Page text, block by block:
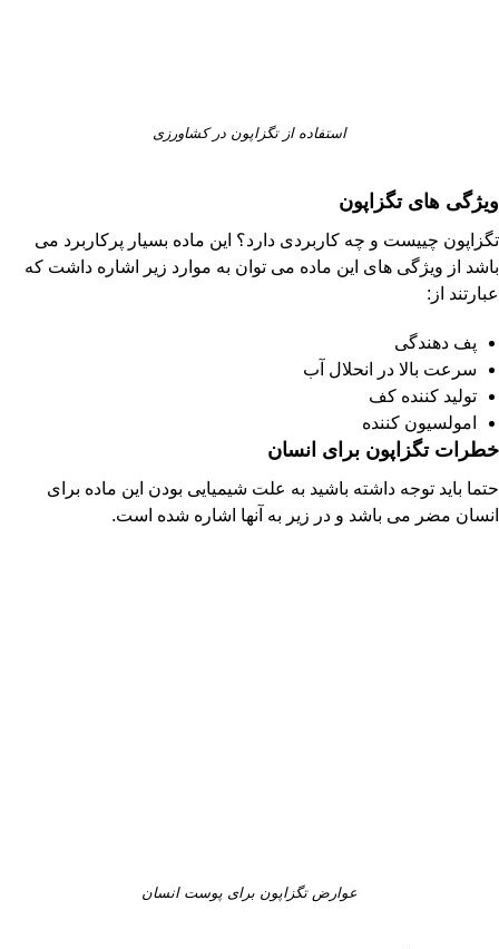
استفاده از تگزاپون در کشاورزی
ویژگی های تگزاپون
تگزاپون چییست و چه کاربردی دارد؟ این ماده بسیار پرکاربرد می
باشد از ویژگی های این ماده می توان به موارد زیر اشاره داشت که
عبارتند از:
پف دهندگی
سرعت بالا در انحلال آب
تولید کننده کف
امولسیون کننده
خطرات تگزاپون برای انسان
حتما باید توجه داشته باشید به علت شیمیایی بودن این ماده برای
انسان مضر می باشد و در زیر به آنها اشاره شده است.
عوارض تگزاپون برای پوست انسان